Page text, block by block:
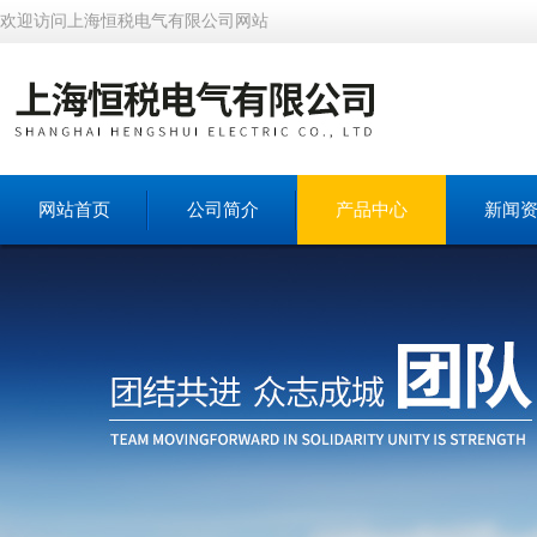
欢迎访问上海恒税电气有限公司网站
网站首页 公司简介 产品中心 新闻